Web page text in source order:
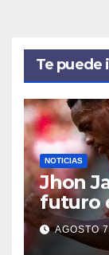
Te puede
NOTICIAS
Jhon
futuro
AGOSTO